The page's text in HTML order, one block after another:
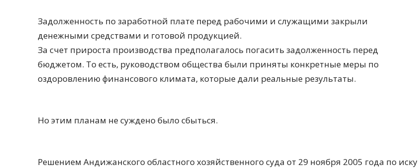
Задолженность по заработной плате перед рабочими и служащими закрыли
денежными средствами и готовой продукцией.
За счет прироста производства предполагалось погасить задолженность перед
бюджетом. То есть, руководством общества были приняты конкретные меры по
оздоровлению финансового климата, которые дали реальные результаты.
Но этим планам не суждено было сбыться.
Решением Андижанского областного хозяйственного суда от 29 ноября 2005 года по иску